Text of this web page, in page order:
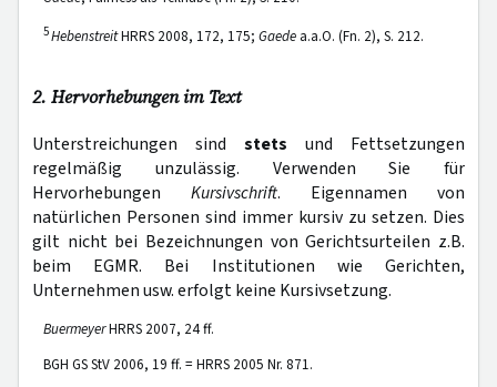
5HebenstreitHRRS 2008, 172, 175; Gaede a.a.O. (Fn. 2), S. 212.
2. Hervorhebungen im Text
Unterstreichungen sind stets und Fettsetzungen
regelmäßig unzulässig. Verwenden Sie für
Hervorhebungen Kursivschrift. Eigennamen von
natürlichen Personen sind immer kursiv zu setzen. Dies
gilt nicht bei Bezeichnungen von Gerichtsurteilen z.B.
beim EGMR. Bei Institutionen wie Gerichten,
Unternehmen usw. erfolgt keine Kursivsetzung.
BuermeyerHRRS 2007, 24 ff.
BGH GS StV 2006, 19 ff. = HRRS 2005 Nr. 871.